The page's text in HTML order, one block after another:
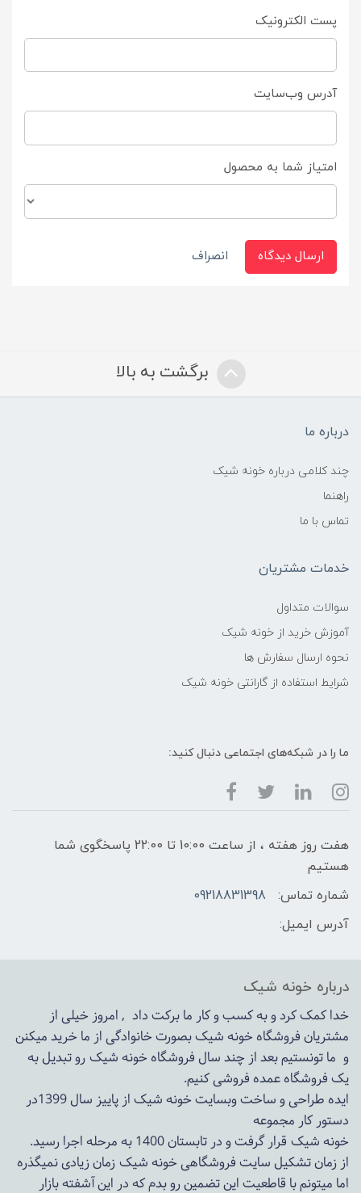
پست الکترونیک
آدرس وب‌سایت
امتیاز شما به محصول
ارسال دیدگاه انصراف
برگشت به بالا
درباره ما
چند کلامی درباره خونه شیک
راهنما
تماس با ما
خدمات مشتریان
سوالات متداول
آموزش خرید از خونه شیک
نحوه ارسال سفارش ها
شرایط استفاده از گارانتی خونه شیک
ما را در شبکه‌های اجتماعی دنبال کنید:
هفت روز هفته ، از ساعت 10:00 تا 22:00 پاسخگوی شما
هستیم
شماره تماس:
09218831398
آدرس ایمیل:
درباره خونه شیک
خدا کمک کرد و به کسب و کار ما برکت داد , امروز خیلی از
مشتریان فروشگاه خونه شیک بصورت خانوادگی از ما خرید میکنن
و ما تونستیم بعد از چند سال فروشگاهخونه شیکرو تبدیل به
یک فروشگاه عمده فروشی کنیم.
ایده طراحی و ساخت وبسایت خونه شیک از پاییز سال 1399در
دستور کار مجموعه
خونه شیک قرار گرفت و در تابستان 1400 به مرحله اجرا رسید.
از زمان تشکیل سایت فروشگاهیخونه شیکزمان زیادی نمیگذره
اما میتونم با قاطعیت این تضمین رو بدم که در این آشفته بازار